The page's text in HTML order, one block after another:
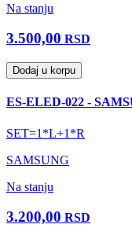
Na stanju
3.500,00 RSD
Dodaj u korpu
ES-ELED-022 -
SET=1*L+1*R
SAMSUNG
Na stanju
3.200,00 RSD